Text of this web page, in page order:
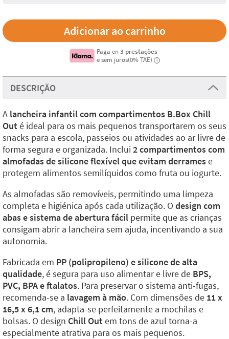
Paga en3 prestações
e sem juros(0% TAE)
i
DESCRIÇÃO
A lancheira infantil com compartimentos B.Box Chill
Outé ideal para os mais pequenos transportarem os seus
snacks para a escola, passeios ou atividades ao ar livre de
forma segura e organizada. Inclui2 compartimentos com
almofadas de silicone flexível que evitam derramese
protegem alimentos semilíquidos como fruta ou iogurte.
As almofadas são removíveis, permitindo uma limpeza
completa e higiénica após cada utilização. O design com
abas e sistema de abertura fácil permite que as crianças
consigam abrir a lancheira sem ajuda, incentivando a sua
autonomia.
Fabricada em PP (polipropileno) e silicone de alta
qualidade, é segura para uso alimentar e livre de BPS,
PVC, BPA e ftalatos. Para preservar o sistema anti-fugas,
recomenda-se a lavagem à mão. Com dimensões de 11 x
16,5 x 6,1 cm, adapta-se perfeitamente a mochilas e
bolsas. O design Chill Outem tons de azul torna-a
especialmente atrativa para os mais pequenos.